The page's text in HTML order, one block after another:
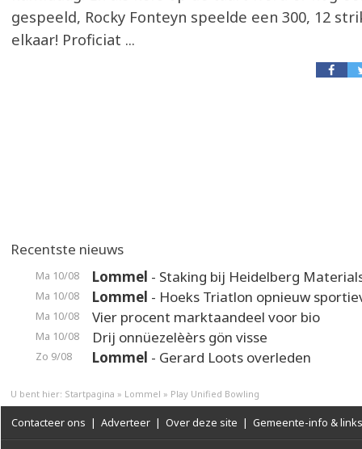
gespeeld, Rocky Fonteyn speelde een 300, 12
elkaar! Proficiat ...
Recentste nieuws
Ma 10/08 Lommel - Staking bij Heidelberg
Ma 10/08 Lommel - Hoeks Triatlon opnieuw
Ma 10/08 Vier procent marktaandeel voor bio
Ma 10/08 Drij onnüezelèèrs gön visse
Zo 9/08 Lommel - Gerard Loots overleden
U bent hier: Startpagina » Lommel » Play Unified Bowling
Contacteer ons | Adverteer | Over deze site | Gemeente-info & links